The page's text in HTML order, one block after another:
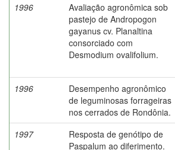
1996
Avaliação agronômica sob
pastejo de Andropogon
gayanus cv. Planaltina
consorciado com
Desmodium ovalifolium.
1996
Desempenho agronômico
de leguminosas forrageiras
nos cerrados de Rondônia.
1997
Resposta de genótipo de
Paspalum ao diferimento.